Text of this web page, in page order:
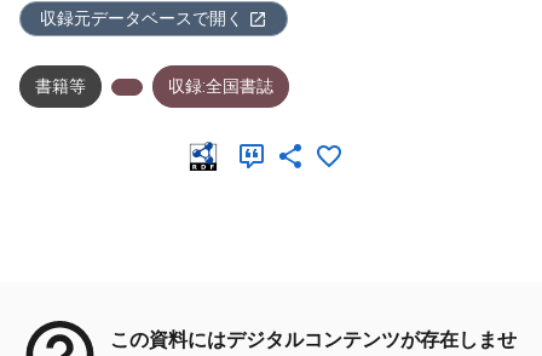
収録元データベースで開く
書籍等 収録:全国書誌
この資料にはデジタルコンテンツが存在しませ